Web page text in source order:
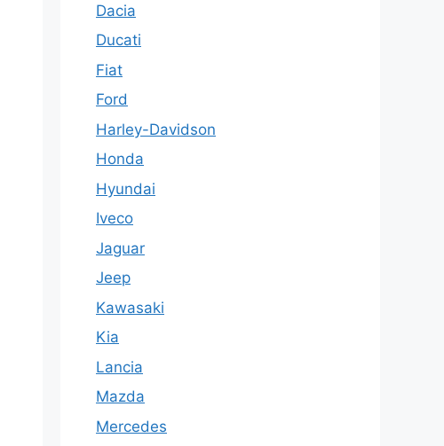
Dacia
Ducati
Fiat
Ford
Harley-Davidson
Honda
Hyundai
Iveco
Jaguar
Jeep
Kawasaki
Kia
Lancia
Mazda
Mercedes